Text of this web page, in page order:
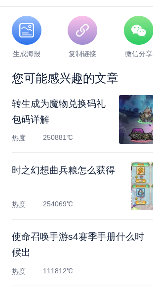
生成海报 复制链接 微信分享
您可能感兴趣的文章
转生成为魔物兑换码礼
包码详解
热度 250881℃
时之幻想曲兵粮怎么获得
热度 254069℃
使命召唤手游s4赛季手册什么时
候出
热度 111812℃